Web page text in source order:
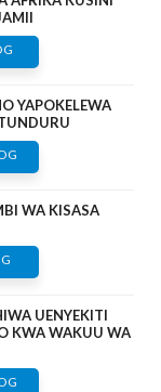
YAPOKELEWA
WA KISASA
UENYEKITI
KWA WAKUU WA